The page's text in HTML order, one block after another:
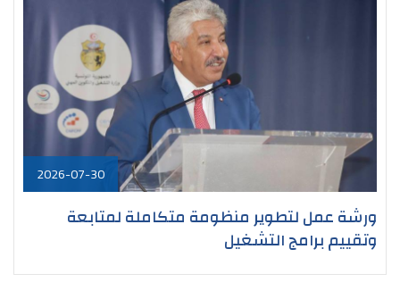
2026-07-30
ورشة عمل لتطوير منظومة متكاملة لمتابعة
وتقييم برامج التشغيل